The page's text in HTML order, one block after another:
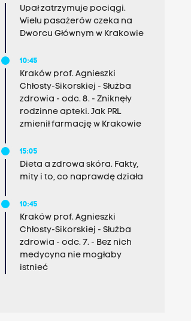
Upał zatrzymuje pociągi.
Wielu pasażerów czeka na
Dworcu Głównym w Krakowie
10:45
Kraków prof. Agnieszki
Chłosty-Sikorskiej - Służba
zdrowia - odc. 8. - Zniknęły
rodzinne apteki. Jak PRL
zmienił farmację w Krakowie
15:05
Dieta a zdrowa skóra. Fakty,
mity i to, co naprawdę działa
10:45
Kraków prof. Agnieszki
Chłosty-Sikorskiej - Służba
zdrowia - odc. 7. - Bez nich
medycyna nie mogłaby
istnieć